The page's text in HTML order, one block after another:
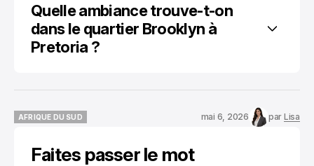
Quelle ambiance trouve-t-on
dans le quartier Brooklyn à
Pretoria ?
AFRIQUE DU SUD
mai 6, 2026 par Lisa
Faites passer le mot